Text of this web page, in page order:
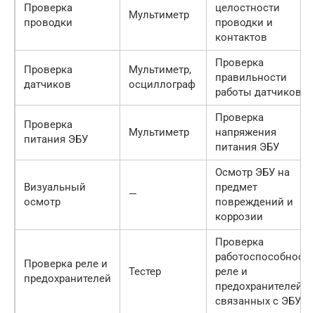
Проверка
проводки
Мультиметр
целостности
проводки и
контактов
Проверка
датчиков
Мультиметр,
осциллограф
Проверка
правильности
работы датчиков
Проверка
питания ЭБУ
Мультиметр
Проверка
напряжения
питания ЭБУ
Визуальный
осмотр
—
Осмотр ЭБУ на
предмет
повреждений и
коррозии
Проверка реле и
предохранителей
Тестер
Проверка
работоспособности
реле и
предохранителей,
связанных с ЭБУ